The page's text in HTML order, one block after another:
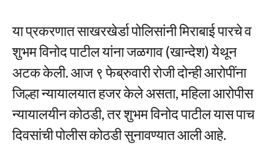
या प्रकरणात साखरखेर्डा पोलिसांनी मिराबाई पारचे व
शुभम विनोद पाटील यांना जळगाव (खान्देश) येथून
अटक केली. आज ९ फेब्रुवारी रोजी दोन्ही आरोपींना
जिल्हा न्यायालयात हजर केले असता, महिला आरोपीस
न्यायालयीन कोठडी, तर शुभम विनोद पाटील यास पाच
दिवसांची पोलीस कोठडी सुनावण्यात आली आहे.